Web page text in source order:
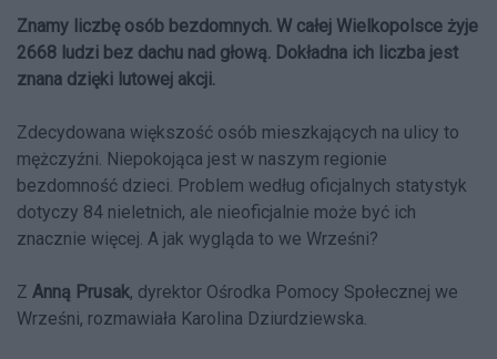
Znamy liczbę osób bezdomnych. W całej Wielkopolsce żyje
2668 ludzi bez dachu nad głową. Dokładna ich liczba jest
znana dzięki lutowej akcji.
Zdecydowana większość osób mieszkających na ulicy to
mężczyźni. Niepokojąca jest w naszym regionie
bezdomność dzieci. Problem według oficjalnych statystyk
dotyczy 84 nieletnich, ale nieoficjalnie może być ich
znacznie więcej. A jak wygląda to we Wrześni?
Z Anną Prusak, dyrektor Ośrodka Pomocy Społecznej we
Wrześni, rozmawiała Karolina Dziurdziewska.